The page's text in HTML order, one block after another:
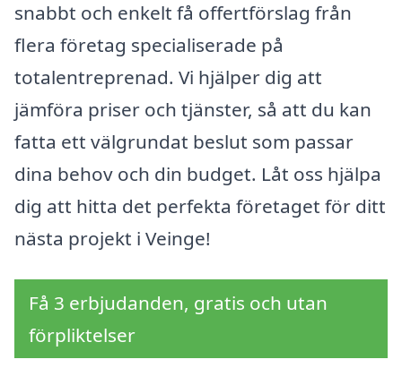
snabbt och enkelt få offertförslag från
flera företag specialiserade på
totalentreprenad. Vi hjälper dig att
jämföra priser och tjänster, så att du kan
fatta ett välgrundat beslut som passar
dina behov och din budget. Låt oss hjälpa
dig att hitta det perfekta företaget för ditt
nästa projekt i Veinge!
Få 3 erbjudanden, gratis och utan
förpliktelser